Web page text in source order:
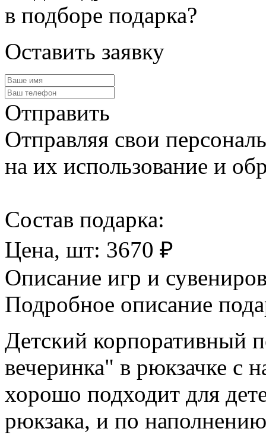
в подборе подарка?
Оставить заявку
Отправить
Отправляя свои
на их использование и
Cостав подарка:
Цена, шт: 3670 ₽
Описание игр и
Подробное описание
Детский корпоративный
вечеринка" в рюкзачке с
хорошо подходит для
рюкзака, и по